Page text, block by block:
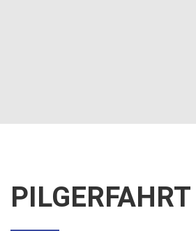
PILGERFAHRT